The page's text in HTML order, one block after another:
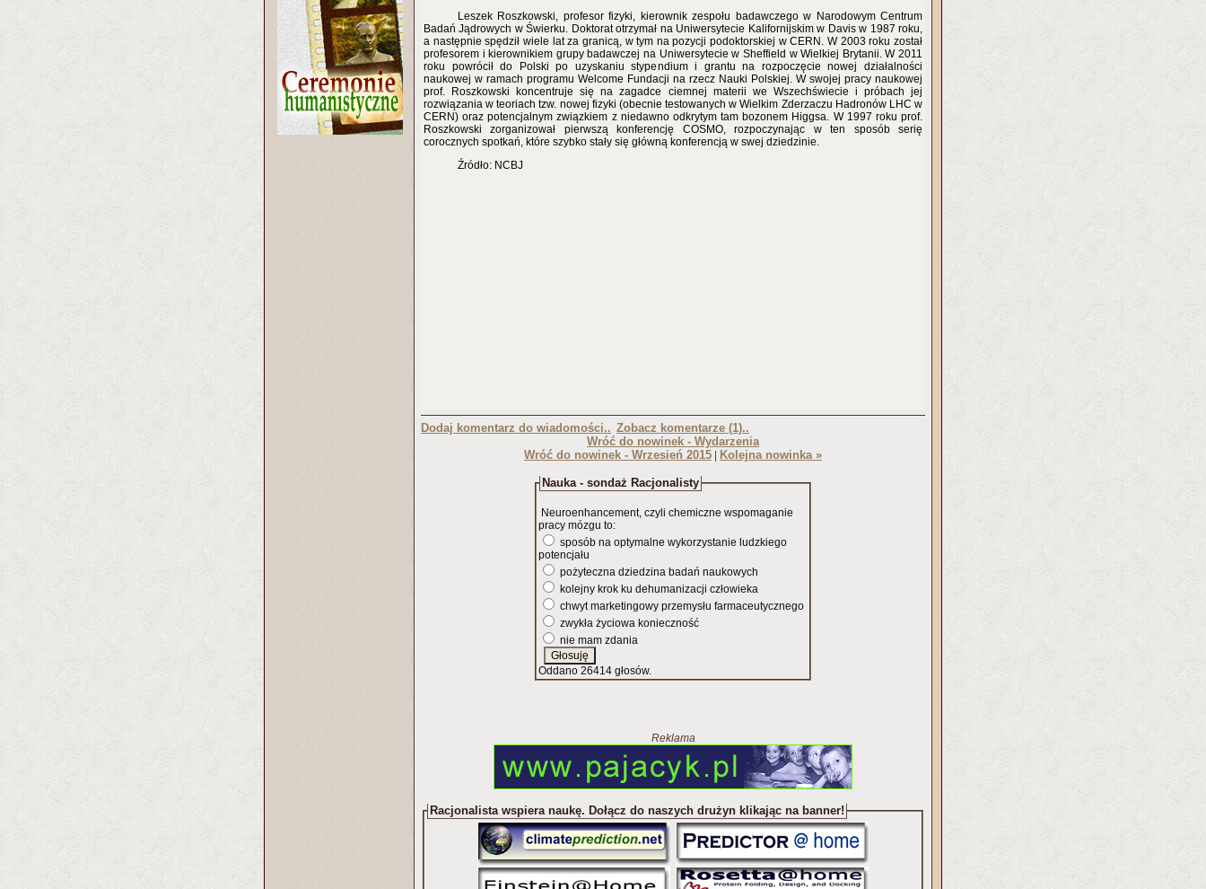
Leszek Roszkowski, profesor fizyki, kierownik zespołu badawczego w Narodowym Centrum
Badań Jądrowych w Świerku. Doktorat otrzymał na Uniwersytecie Kalifornijskim w Davis w 1987 roku,
a następnie spędził wiele lat za granicą, w tym na pozycji podoktorskiej w CERN. W 2003 roku został
profesorem i kierownikiem grupy badawczej na Uniwersytecie w Sheffield w Wielkiej Brytanii. W 2011
roku powrócił do Polski po uzyskaniu stypendium i grantu na rozpoczęcie nowej działalności
naukowej w ramach programu Welcome Fundacji na rzecz Nauki Polskiej. W swojej pracy naukowej
prof. Roszkowski koncentruje się na zagadce ciemnej materii we Wszechświecie i próbach jej
rozwiązania w teoriach tzw. nowej fizyki (obecnie testowanych w Wielkim Zderzaczu Hadronów LHC w
CERN) oraz potencjalnym związkiem z niedawno odkrytym tam bozonem Higgsa. W 1997 roku prof.
Roszkowski zorganizował pierwszą konferencję COSMO, rozpoczynając w ten sposób serię
corocznych spotkań, które szybko stały się główną konferencją w swej dziedzinie.
Źródło: NCBJ
Dodaj komentarz do wiadomości.. Zobacz komentarze (1)..
Wróć do nowinek - Wydarzenia
Wróć do nowinek - Wrzesień 2015
Kolejna nowinka »
Nauka - sondaż Racjonalisty
Neuroenhancement, czyli chemiczne wspomaganie
pracy mózgu to:
sposób na optymalne wykorzystanie ludzkiego
potencjału
pożyteczna dziedzina badań naukowych
kolejny krok ku dehumanizacji człowieka
chwyt marketingowy przemysłu farmaceutycznego
zwykła życiowa konieczność
nie mam zdania
Oddano 26414 głosów.
Reklama
Racjonalista wspiera naukę. Dołącz do naszych drużyn klikając na banner!